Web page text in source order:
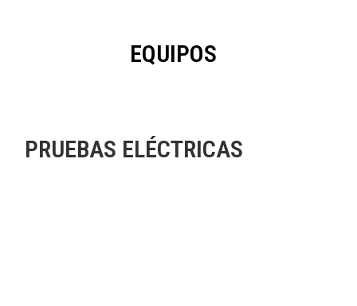
EQUIPOS
PRUEBAS ELÉCTRICAS